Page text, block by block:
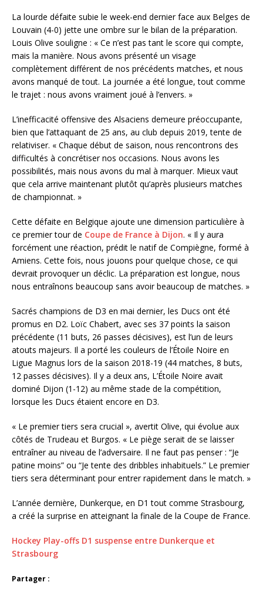
La lourde défaite subie le week-end dernier face aux Belges de
Louvain (4-0) jette une ombre sur le bilan de la préparation.
Louis Olive souligne : « Ce n’est pas tant le score qui compte,
mais la manière. Nous avons présenté un visage
complètement différent de nos précédents matches, et nous
avons manqué de tout. La journée a été longue, tout comme
le trajet : nous avons vraiment joué à l’envers. »
L’inefficacité offensive des Alsaciens demeure préoccupante,
bien que l’attaquant de 25 ans, au club depuis 2019, tente de
relativiser. « Chaque début de saison, nous rencontrons des
difficultés à concrétiser nos occasions. Nous avons les
possibilités, mais nous avons du mal à marquer. Mieux vaut
que cela arrive maintenant plutôt qu’après plusieurs matches
de championnat. »
Cette défaite en Belgique ajoute une dimension particulière à
ce premier tour de Coupe de France à Dijon. « Il y aura
forcément une réaction, prédit le natif de Compiègne, formé à
Amiens. Cette fois, nous jouons pour quelque chose, ce qui
devrait provoquer un déclic. La préparation est longue, nous
nous entraînons beaucoup sans avoir beaucoup de matches. »
Sacrés champions de D3 en mai dernier, les Ducs ont été
promus en D2. Loïc Chabert, avec ses 37 points la saison
précédente (11 buts, 26 passes décisives), est l’un de leurs
atouts majeurs. Il a porté les couleurs de l’Étoile Noire en
Ligue Magnus lors de la saison 2018-19 (44 matches, 8 buts,
12 passes décisives). Il y a deux ans, L’Étoile Noire avait
dominé Dijon (1-12) au même stade de la compétition,
lorsque les Ducs étaient encore en D3.
« Le premier tiers sera crucial », avertit Olive, qui évolue aux
côtés de Trudeau et Burgos. « Le piège serait de se laisser
entraîner au niveau de l’adversaire. Il ne faut pas penser : “Je
patine moins” ou “Je tente des dribbles inhabituels.” Le premier
tiers sera déterminant pour entrer rapidement dans le match. »
L’année dernière, Dunkerque, en D1 tout comme Strasbourg,
a créé la surprise en atteignant la finale de la Coupe de France.
Hockey Play-offs D1 suspense entre Dunkerque et
Strasbourg
Partager :